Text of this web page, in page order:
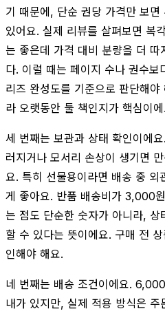
기 때문에, 단순 권당 가격만 보
있어요. 실제 리뷰를 살펴보면 복
는 좋은데 가격 대비 분량을 더 따
다. 이럴 때는 페이지 수나 권수
리즈 완성도를 기준으로 판단해
라 오랫동안 둘 책인지가 핵심이
세 번째는 보관과 상태 확인이에
러지거나 모서리 손상이 생기면
요. 특히 선물용이라면 배송 중 외
게 좋아요. 반품 배송비가 3,000
는 점도 단순한 숫자가 아니라,
할 수 있다는 뜻이에요. 구매 전
인해야 해요.
네 번째는 배송 조건이에요.
내가 있지만, 실제 적용 방식은